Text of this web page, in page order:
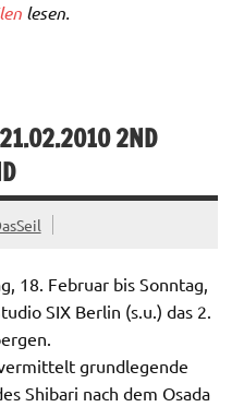
lesen.
2ND
18. Februar bis Sonntag,
SIX Berlin (s.u.) das 2.
grundlegende
Shibari nach dem Osada